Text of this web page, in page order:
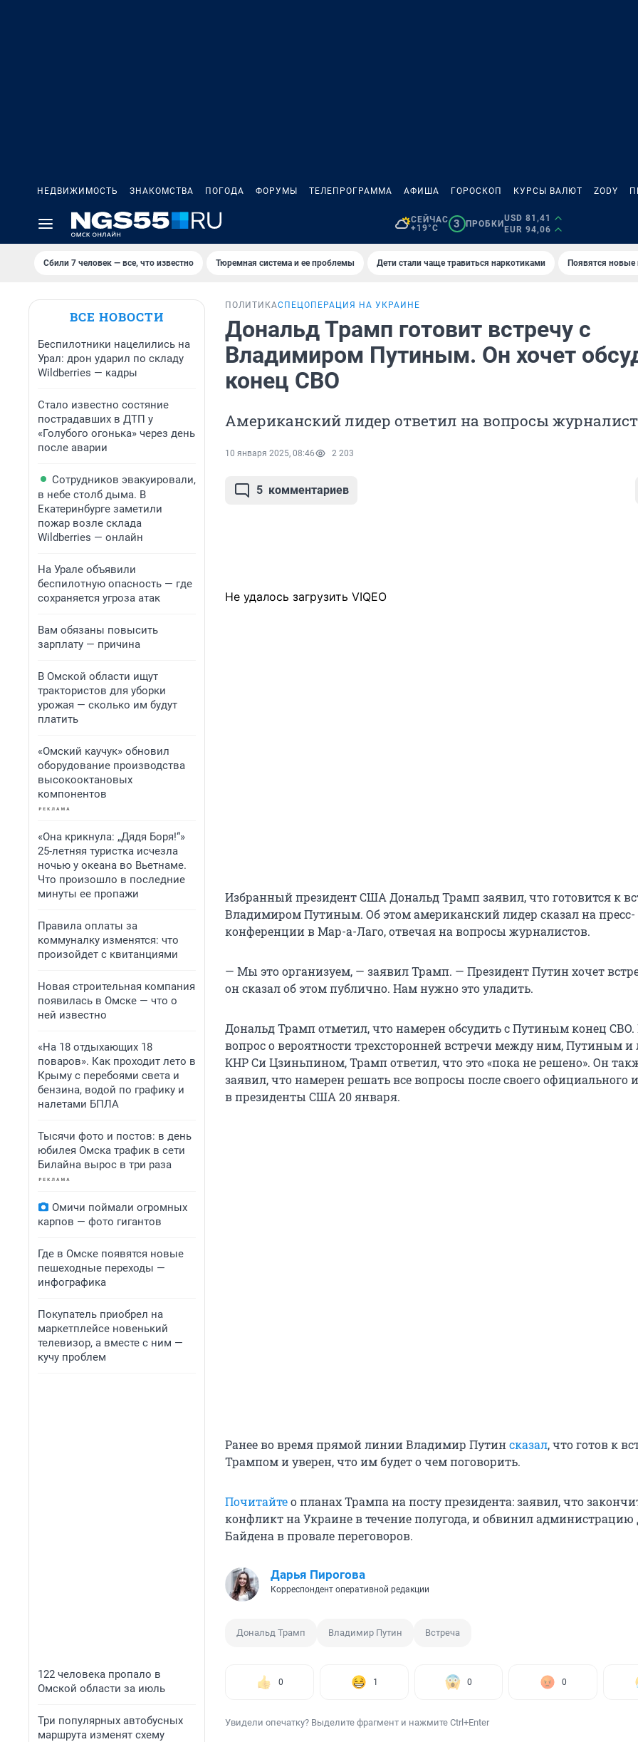
НЕДВИЖИМОСТЬ ЗНАКОМСТВА ПОГОДА ФОРУМЫ ТЕЛЕПРОГРАММА АФИША ГОРОСКОП КУРСЫ ВАЛЮТ ZODY
СЕЙЧАС
+19°C
3 ПРОБКИ
USD 81,41
EUR 94,06
Сбили 7 человек — все, что известно Тюремная система и ее проблемы Дети стали чаще травиться наркотиками Появятся
ВСЕ НОВОСТИ
Беспилотники нацелились на
Урал: дрон ударил по складу
Wildberries — кадры
Стало известно состяние
пострадавших в ДТП у
«Голубого огонька» через день
после аварии
Сотрудников эвакуировали,
в небе столб дыма. В
Екатеринбурге заметили
пожар возле склада
Wildberries — онлайн
На Урале объявили
беспилотную опасность — где
сохраняется угроза атак
Вам обязаны повысить
зарплату — причина
В Омской области ищут
трактористов для уборки
урожая — сколько им будут
платить
«Омский каучук» обновил
оборудование производства
высокооктановых
компонентов
«Она крикнула: „Дядя Боря!“»
25-летняя туристка исчезла
ночью у океана во Вьетнаме.
Что произошло в последние
минуты ее пропажи
Правила оплаты за
коммуналку изменятся: что
произойдет с квитанциями
Новая строительная компания
появилась в Омске — что о
ней известно
«На 18 отдыхающих 18
поваров». Как проходит лето в
Крыму с перебоями света и
бензина, водой по графику и
налетами БПЛА
Тысячи фото и постов: в день
юбилея Омска трафик в сети
Билайна вырос в три раза
Омичи поймали огромных
карпов — фото гигантов
Где в Омске появятся новые
пешеходные переходы —
инфографика
Покупатель приобрел на
маркетплейсе новенький
телевизор, а вместе с ним —
кучу проблем
122 человека пропало в
Омской области за июль
Три популярных автобусных
маршрута изменят схему
ПОЛИТИКАСПЕЦОПЕРАЦИЯ НА УКРАИНЕ
Дональд Трамп готовит встречу с
Владимиром Путиным. Он хочет
конец СВО
Американский лидер ответил на вопросы
10 января 2025, 08:46 2 203
5 комментариев
Не удалось загрузить VIQEO
Избранный президент США Дональд Трамп заявил, что готовится к
Владимиром Путиным. Об этом американский лидер сказал на пресс-
конференции в Мар-а-Лаго, отвечая на вопросы журналистов.
— Мы это организуем, — заявил Трамп. — Президент Путин хочет
он сказал об этом публично. Нам нужно это уладить.
Дональд Трамп отметил, что намерен обсудить с Путиным конец СВО.
вопрос о вероятности трехсторонней встречи между ним, Путиным и
КНР Си Цзиньпином, Трамп ответил, что это «пока не решено». Он
заявил, что намерен решать все вопросы после своего официального
в президенты США 20 января.
Ранее во время прямой линии Владимир Путинсказал, что готов к
Трампом и уверен, что им будет о чем поговорить.
Почитайтео планах Трампа на посту президента: заявил, что
конфликт на Украине в течение полугода, и обвинил
Байдена в провале переговоров.
Дарья Пирогова
Корреспондент оперативной редакции
Дональд Трамп Владимир Путин Встреча
0 1 0 0
Увидели опечатку? Выделите фрагмент и нажмите Ctrl+Enter